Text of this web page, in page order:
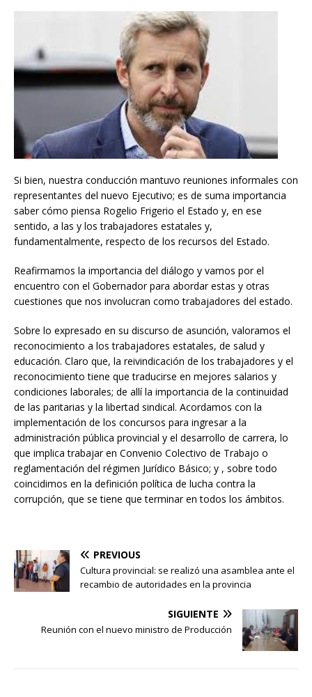
Si bien, nuestra conducción mantuvo reuniones informales con
representantes del nuevo Ejecutivo; es de suma importancia
saber cómo piensa Rogelio Frigerio el Estado y, en ese
sentido, a las y los trabajadores estatales y,
fundamentalmente, respecto de los recursos del Estado.
Reafirmamos la importancia del diálogo y vamos por el
encuentro con el Gobernador para abordar estas y otras
cuestiones que nos involucran como trabajadores del estado.
Sobre lo expresado en su discurso de asunción, valoramos el
reconocimiento a los trabajadores estatales, de salud y
educación. Claro que, la reivindicación de los trabajadores y el
reconocimiento tiene que traducirse en mejores salarios y
condiciones laborales; de allí la importancia de la continuidad
de las paritarias y la libertad sindical. Acordamos con la
implementación de los concursos para ingresar a la
administración pública provincial y el desarrollo de carrera, lo
que implica trabajar en Convenio Colectivo de Trabajo o
reglamentación del régimen Jurídico Básico; y , sobre todo
coincidimos en la definición política de lucha contra la
corrupción, que se tiene que terminar en todos los ámbitos.
PREVIOUS
Cultura provincial: se realizó una asamblea ante el
recambio de autoridades en la provincia
SIGUIENTE
Reunión con el nuevo ministro de Producción